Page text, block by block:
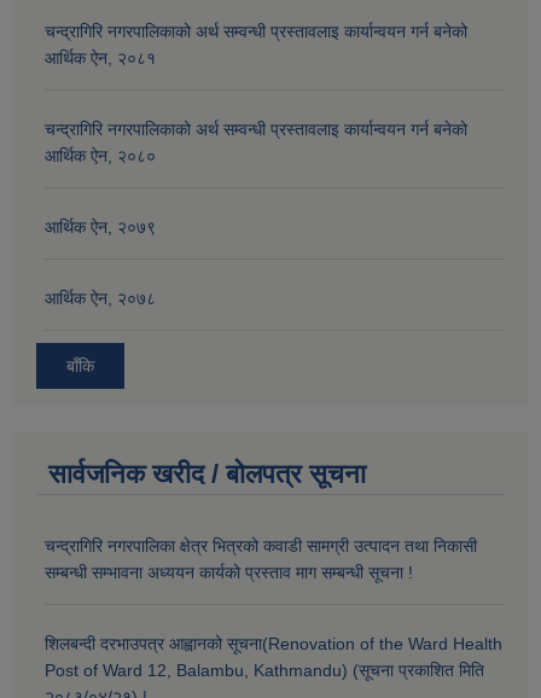
चन्द्रागिरि नगरपालिकाको अर्थ सम्वन्धी प्रस्तावलाइ कार्यान्वयन गर्न बनेको
आर्थिक ऐन, २०८१
चन्द्रागिरि नगरपालिकाको अर्थ सम्वन्धी प्रस्तावलाइ कार्यान्वयन गर्न बनेको
आर्थिक ऐन, २०८०
आर्थिक ऐन, २०७९
आर्थिक ऐन, २०७८
बाँकि
सार्वजनिक खरीद / बोलपत्र सूचना
चन्द्रागिरि नगरपालिका क्षेत्र भित्रको कवाडी सामग्री उत्पादन तथा निकासी
सम्बन्धी सम्भावना अध्ययन कार्यको प्रस्ताव माग सम्बन्धी सूचना !
शिलबन्दी दरभाउपत्र आह्वानको सूचना(Renovation of the Ward Health
Post of Ward 12, Balambu, Kathmandu) (सूचना प्रकाशित मिति